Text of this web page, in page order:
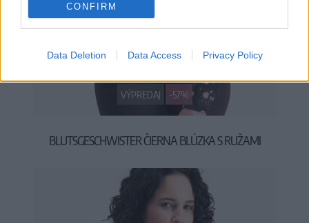
CONFIRM
Data Deletion Data Access Privacy Policy
VÝPREDAJ -57%
BLUTSGESCHWISTER ČIERNA BLÚZKA S RUŽAMI
69,95 € 29,90 €